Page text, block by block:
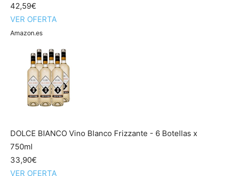
42,59€
VER OFERTA
Amazon.es
DOLCE BIANCO Vino Blanco Frizzante - 6 Botellas x
750ml
33,90€
VER OFERTA